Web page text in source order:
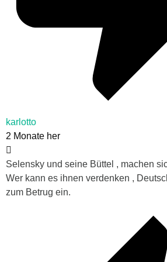
karlotto
2 Monate her
Selensky und seine Büttel , machen
Wer kann es ihnen verdenken ,
zum Betrug ein.